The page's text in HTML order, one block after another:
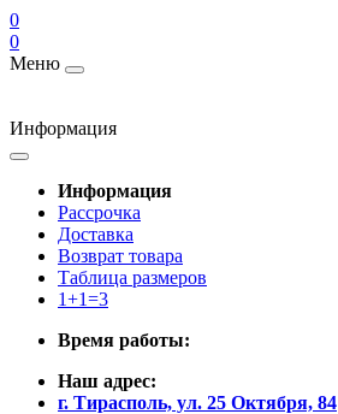
0
0
Меню
Информация
Информация
Рассрочка
Доставка
Возврат товара
Таблица размеров
1+1=3
Время работы:
Наш адрес:
г. Тирасполь, ул. 25 Октября, 84